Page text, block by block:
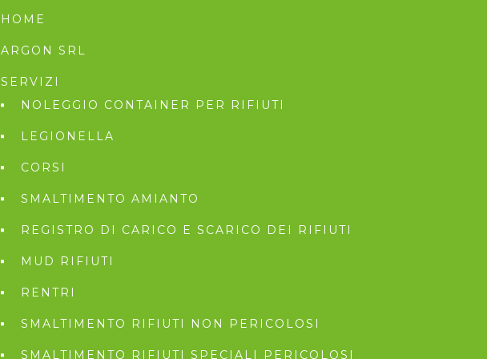
HOME
ARGON SRL
SERVIZI
NOLEGGIO CONTAINER PER RIFIUTI
LEGIONELLA
CORSI
SMALTIMENTO AMIANTO
REGISTRO DI CARICO E SCARICO DEI RIFIUTI
MUD RIFIUTI
RENTRI
SMALTIMENTO RIFIUTI NON PERICOLOSI
SMALTIMENTO RIFIUTI SPECIALI PERICOLOSI